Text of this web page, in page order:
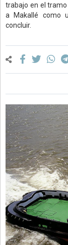
trabajo en el tramo
a Makallé como
concluir.